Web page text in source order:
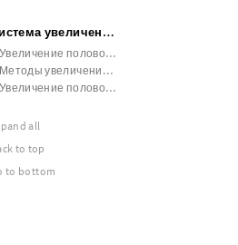
Система увеличения члена
Увеличение полового члена в новокузнецке
Методы увеличения члена
Увеличение полового члена в перми
all
to top
to bottom